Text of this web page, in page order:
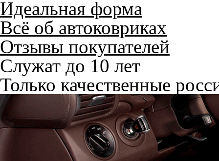
Идеальная форма
Всё об автоковриках
Отзывы покупателей
Служат до 10 лет
Только качественные